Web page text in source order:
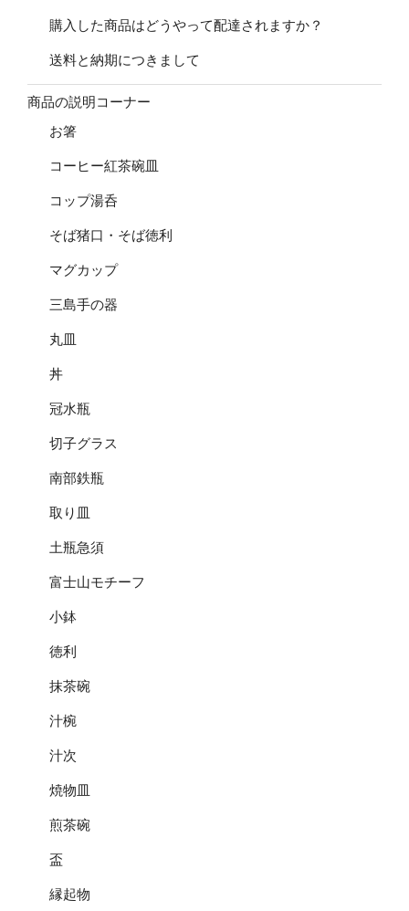
購入した商品はどうやって配達されますか？
送料と納期につきまして
商品の説明コーナー
お箸
コーヒー紅茶碗皿
コップ湯呑
そば猪口・そば徳利
マグカップ
三島手の器
丸皿
丼
冠水瓶
切子グラス
南部鉄瓶
取り皿
土瓶急須
富士山モチーフ
小鉢
徳利
抹茶碗
汁椀
汁次
焼物皿
煎茶碗
盃
縁起物